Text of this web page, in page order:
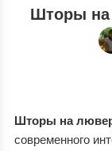
Шторы на
Шторы на
современного